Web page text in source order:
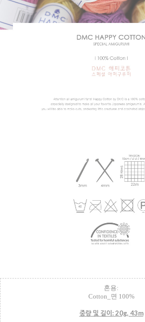
혼용:
Cotton_면 100%
중량 및 길이: 20g, 43m